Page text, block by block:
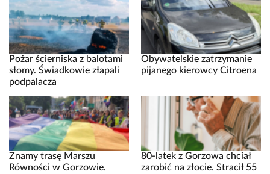
Pożar ścierniska z balotami
słomy. Świadkowie złapali
podpalacza
Obywatelskie zatrzymanie
pijanego kierowcy Citroena
Znamy trasę Marszu
Równości w Gorzowie.
80-latek z Gorzowa chciał
zarobić na złocie. Stracił 55